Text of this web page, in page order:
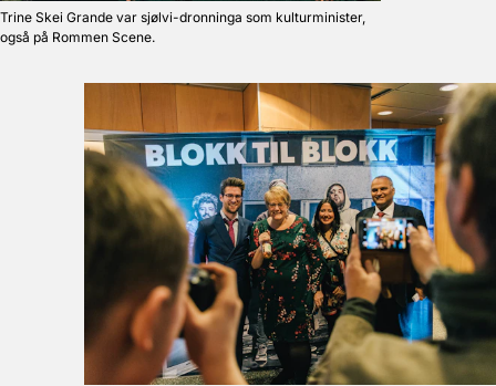
Trine Skei Grande var sjølvi-dronninga som kulturminister,
også på Rommen Scene.